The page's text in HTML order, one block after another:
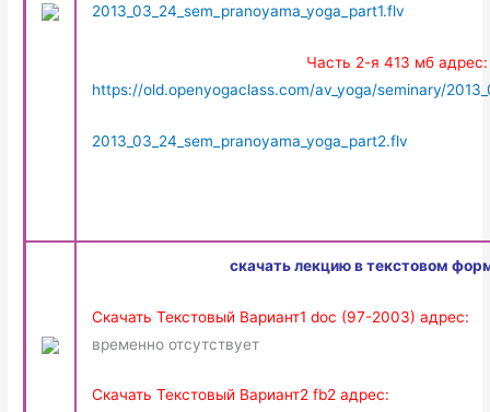
2013_03_24_sem_pranoyama_yoga_part1.flv
Часть 2-я 413 мб адрес:
https://old.openyogaclass.com/av_yoga/seminary/
2013_03_24_sem_pranoyama_yoga_part2.flv
скачать лекцию в текстовом
Скачать Текстовый Вариант1 doc (97-2003) адрес:
временно отсутствует
Скачать Текстовый Вариант2 fb2 адрес: